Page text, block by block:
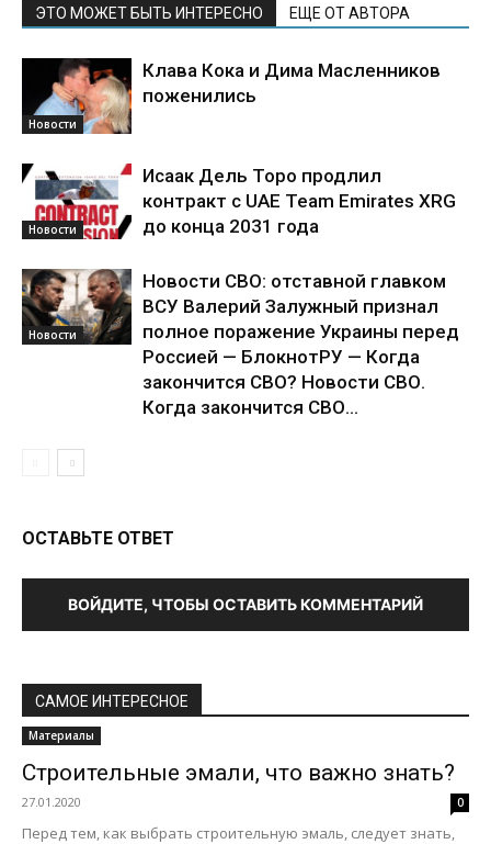
ЭТО МОЖЕТ БЫТЬ ИНТЕРЕСНО ЕЩЕ ОТ АВТОРА
Новости
Клава Кока и Дима Масленников
поженились
Новости
Исаак Дель Торо продлил
контракт с UAE Team Emirates XRG
до конца 2031 года
Новости
Новости СВО: отставной главком
ВСУ Валерий Залужный признал
полное поражение Украины перед
Россией — БлокнотРУ — Когда
закончится СВО? Новости СВО.
Когда закончится СВО...
ОСТАВЬТЕ ОТВЕТ
ВОЙДИТЕ, ЧТОБЫ ОСТАВИТЬ КОММЕНТАРИЙ
САМОЕ ИНТЕРЕСНОЕ
Материалы
Строительные эмали, что важно знать?
27.01.2020 0
Перед тем, как выбрать строительную эмаль, следует знать,